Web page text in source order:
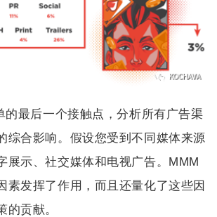
的最后一个接触点，分析所有广告渠
综合影响。假设您受到不同媒体来源
展示、社交媒体和电视广告。MMM
素发挥了作用，而且还量化了这些因
的贡献。